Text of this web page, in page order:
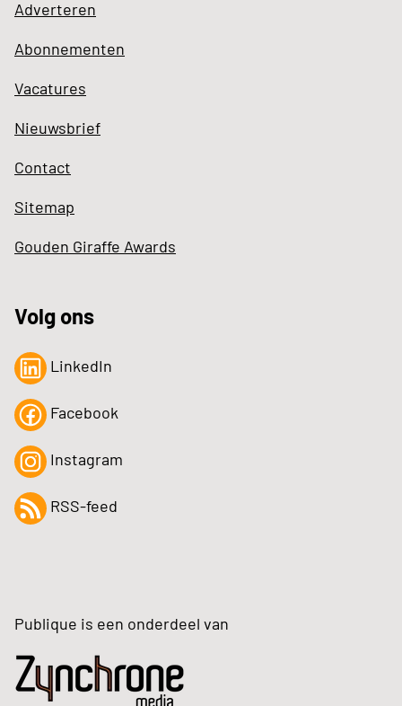
Adverteren
Abonnementen
Vacatures
Nieuwsbrief
Contact
Sitemap
Gouden Giraffe Awards
Volg ons
LinkedIn
Facebook
Instagram
RSS-feed
Publique is een onderdeel van